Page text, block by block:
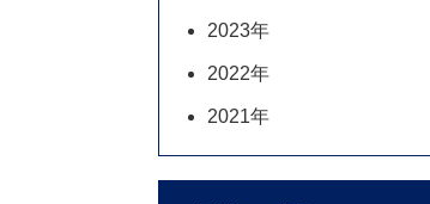
2023年
2022年
2021年